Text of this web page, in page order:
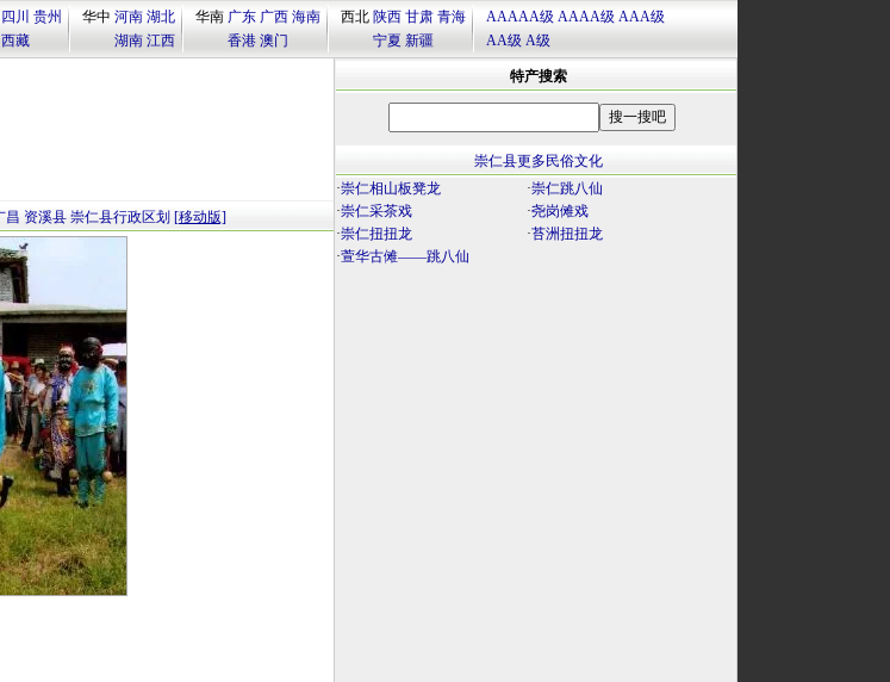
四川 贵州
西藏
华中 河南 湖北
湖南 江西
华南 广东 广西 海南
香港 澳门
西北 陕西 甘肃 青海
宁夏 新疆
AAAAA级 AAAA级 AAA级
AA级 A级
昌 资溪县 崇仁县行政区划 [移动版]
特产搜索
崇仁县更多民俗文化
·崇仁相山板凳龙 ·崇仁跳八仙
·崇仁采茶戏 ·尧岗傩戏
·崇仁扭扭龙 ·苔洲扭扭龙
·萱华古傩——跳八仙